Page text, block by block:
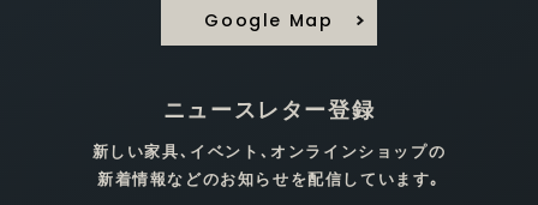
Google Map
ニュースレター登録
新しい家具､イベント､オンラインショップの
新着情報などのお知らせを配信しています｡